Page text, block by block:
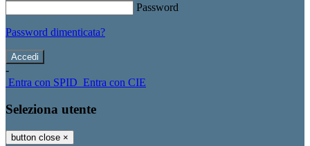
Password
Password dimenticata?
-
Entra con SPID Entra con CIE
Seleziona utente
button close ×